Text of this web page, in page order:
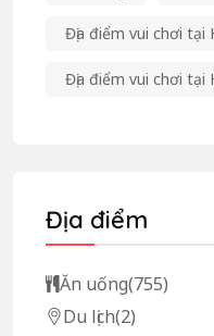
Địa điểm vui chơi tại
Địa điểm vui chơi tại
Địa điểm
Ăn uống(755)
Du lịch(2)